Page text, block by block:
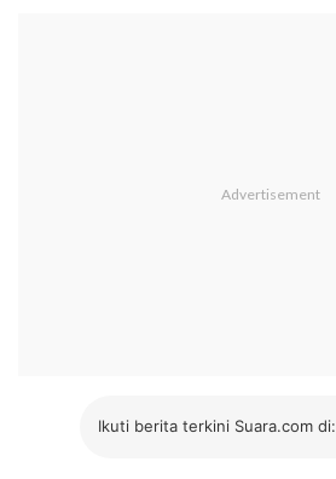
Ikuti berita terkini Suara.com di: